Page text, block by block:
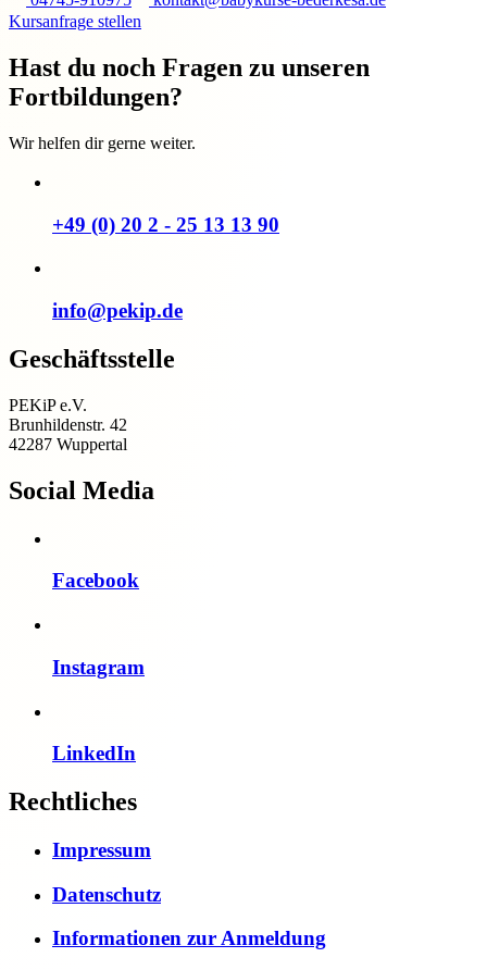
Kursanfrage stellen
Hast du noch Fragen zu unseren
Fortbildungen?
Wir helfen dir gerne weiter.
+49 (0) 20 2 - 25 13 13 90
info@pekip.de
Geschäftsstelle
PEKiP e.V.
Brunhildenstr. 42
42287 Wuppertal
Social Media
Facebook
Instagram
LinkedIn
Rechtliches
Impressum
Datenschutz
Informationen zur Anmeldung